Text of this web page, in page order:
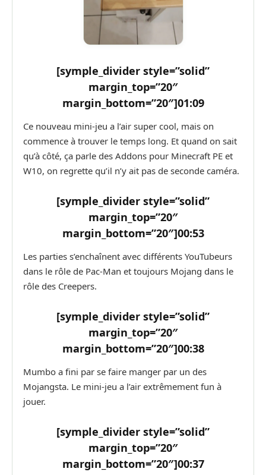
[symple_divider style=”solid”
margin_top=”20″
margin_bottom=”20″]01:09
Ce nouveau mini-jeu a l’air super cool, mais on
commence à trouver le temps long. Et quand on sait
qu’à côté, ça parle des Addons pour Minecraft PE et
W10, on regrette qu’il n’y ait pas de seconde caméra.
[symple_divider style=”solid”
margin_top=”20″
margin_bottom=”20″]00:53
Les parties s’enchaînent avec différents YouTubeurs
dans le rôle de Pac-Man et toujours Mojang dans le
rôle des Creepers.
[symple_divider style=”solid”
margin_top=”20″
margin_bottom=”20″]00:38
Mumbo a fini par se faire manger par un des
Mojangsta. Le mini-jeu a l’air extrêmement fun à
jouer.
[symple_divider style=”solid”
margin_top=”20″
margin_bottom=”20″]00:37